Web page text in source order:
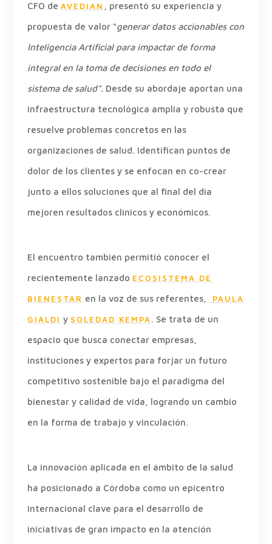
CFO de AVEDIAN
, presentó su experiencia y
propuesta de valor “generar datos accionables con
Inteligencia Artificial para impactar de forma
integral en la toma de decisiones en todo el
sistema de salud”. Desde su abordaje aportan una
infraestructura tecnológica amplia y robusta que
resuelve problemas concretos en las
organizaciones de salud. Identifican puntos de
dolor de los clientes y se enfocan en co-crear
junto a ellos soluciones que al final del día
mejoren resultados clínicos y económicos.
El encuentro también permitió conocer el
recientemente lanzado ECOSISTEMA DE
BIENESTAR en la voz de sus referentes, PAULA
GIALDI y SOLEDAD KEMPA . Se trata de un
espacio que busca conectar empresas,
instituciones y expertos para forjar un futuro
competitivo sostenible bajo el paradigma del
bienestar y calidad de vida, logrando un cambio
en la forma de trabajo y vinculación.
La innovación aplicada en el ámbito de la salud
ha posicionado a Córdoba como un epicentro
internacional clave para el desarrollo de
iniciativas de gran impacto en la atención